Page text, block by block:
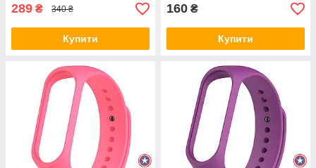
289 ₴ 340 ₴
Купити
160 ₴
Купити